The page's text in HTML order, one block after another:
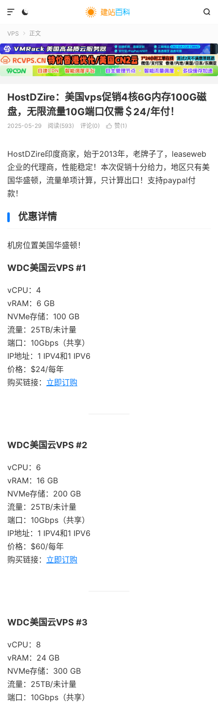
 

VPS  正文
HostDZire：美国vps促销4核6G内存100G磁
盘，无限流量10G端口仅需＄24/年付！
2025-05-29 阅读(593) 评论(0)  赞(1 )
HostDZire印度商家，始于2013年，老牌子了，leaseweb
企业的代理商，性能稳定！本次促销十分给力，地区只有美
国华盛顿，流量单项计算，只计算出口！支持paypal付
款！
优惠详情
机房位置美国华盛顿！
WDC美国云VPS #1
vCPU：4
vRAM：6 GB
NVMe存储：100 GB
流量：25TB/未计量
端口：10Gbps（共享）
IP地址：1 IPV4和1 IPV6
价格：$24/每年
购买链接： 立即订购
WDC美国云VPS #2
vCPU：6
vRAM：16 GB
NVMe存储：200 GB
流量：25TB/未计量
端口：10Gbps（共享）
IP地址：1 IPV4和1 IPV6
价格：$60/每年
购买链接： 立即订购
WDC美国云VPS #3
vCPU：8
vRAM：24 GB
NVMe存储：300 GB
流量：25TB/未计量
端口：10Gbps（共享）